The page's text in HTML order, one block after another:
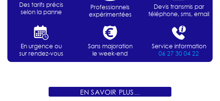
Des tarifs précis
selon la panne
Professionnels
expérimentées
Devis transmis par
téléphone, sms, email
En urgence ou
sur rendez-vous
Sans majoration
le week-end
Service information
06 27 30 04 22
EN SAVOIR PLUS...